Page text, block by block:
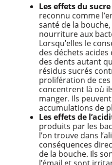
Les effets du sucre
reconnu comme
santé de la bouche,
nourriture aux
Lorsqu’elles le
des déchets
des dents autant
résidus sucrés
prolifération de
concentrent là où
manger. Ils
accumulations de
Les effets de
produits par les
l’on trouve dans
conséquences
de la bouche. Ils
l’émail et sont